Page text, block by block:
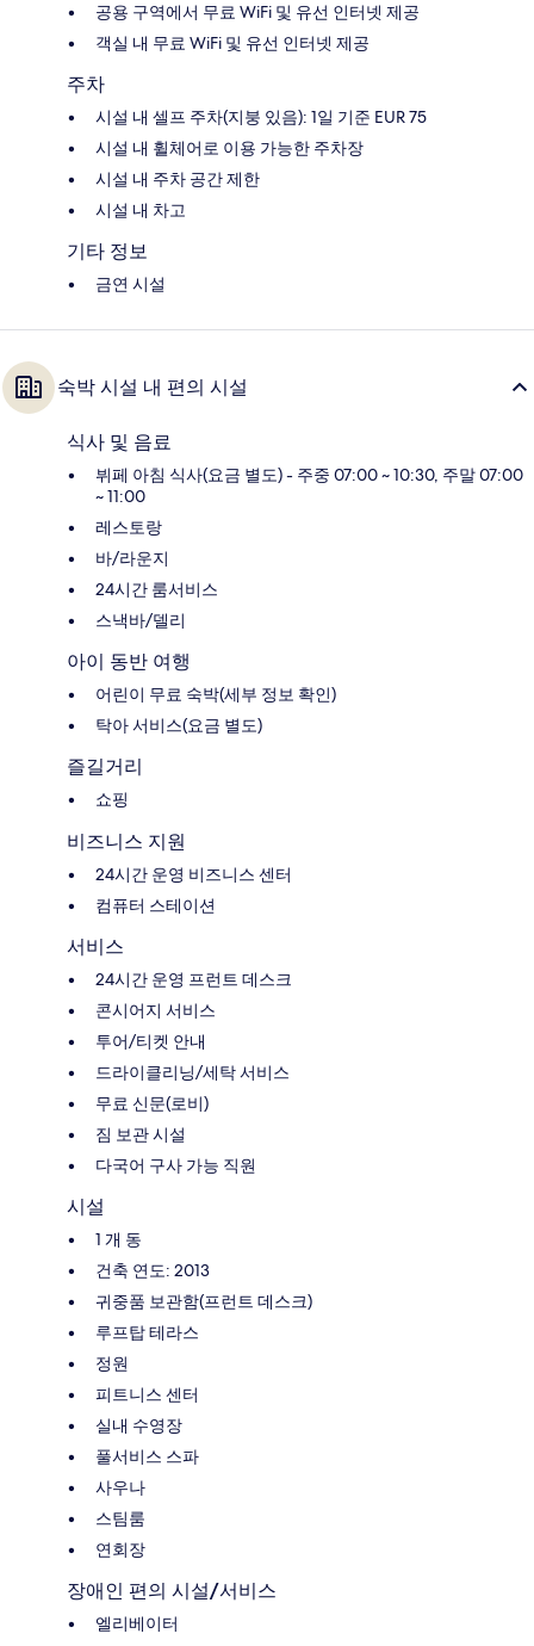
공용 구역에서 무료 WiFi 및 유선 인터넷 제공
객실 내 무료 WiFi 및 유선 인터넷 제공
주차
시설 내 셀프 주차(지붕 있음): 1일 기준 EUR 75
시설 내 휠체어로 이용 가능한 주차장
시설 내 주차 공간 제한
시설 내 차고
기타 정보
금연 시설
숙박 시설 내 편의 시설
식사 및 음료
뷔페 아침 식사(요금 별도) - 주중 07:00 ~ 10:30, 주말 07:00
~ 11:00
레스토랑
바/라운지
24시간 룸서비스
스낵바/델리
아이 동반 여행
어린이 무료 숙박(세부 정보 확인)
탁아 서비스(요금 별도)
즐길거리
쇼핑
비즈니스 지원
24시간 운영 비즈니스 센터
컴퓨터 스테이션
서비스
24시간 운영 프런트 데스크
콘시어지 서비스
투어/티켓 안내
드라이클리닝/세탁 서비스
무료 신문(로비)
짐 보관 시설
다국어 구사 가능 직원
시설
1 개 동
건축 연도: 2013
귀중품 보관함(프런트 데스크)
루프탑 테라스
정원
피트니스 센터
실내 수영장
풀서비스 스파
사우나
스팀룸
연회장
장애인 편의 시설/서비스
엘리베이터